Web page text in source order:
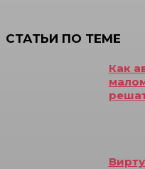
СТАТЬИ ПО ТЕМЕ
Как